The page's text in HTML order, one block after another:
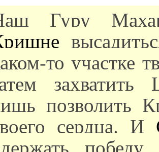
Гуру
то участке
захватить
позволить
сердца. И